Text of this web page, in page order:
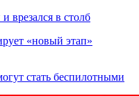
врезался в столб
«новый этап»
стать беспилотными